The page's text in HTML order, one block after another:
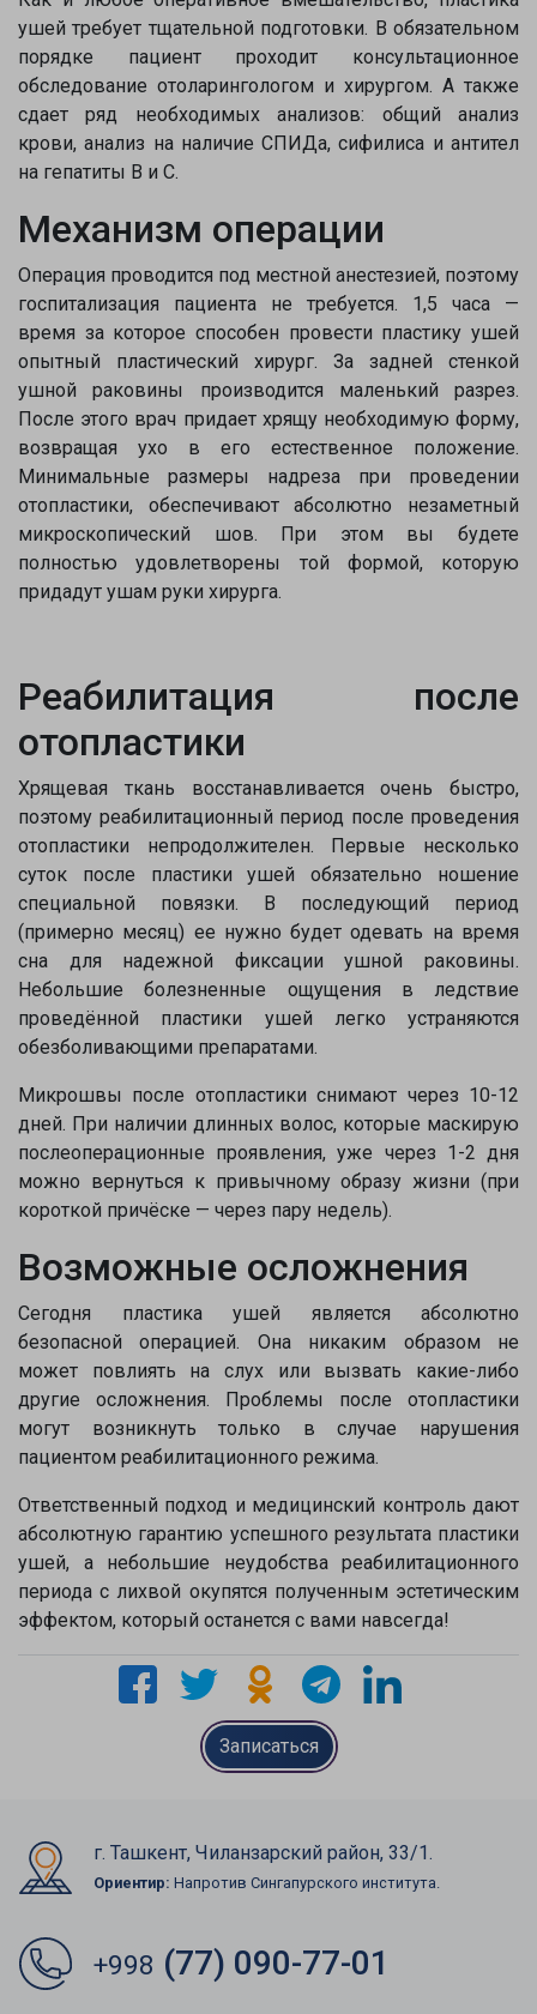
ушей требует тщательной подготовки. В обязательном
порядке пациент проходит консультационное
обследование отоларингологом и хирургом. А также
сдает ряд необходимых анализов: общий анализ
крови, анализ на наличие СПИДа, сифилиса и антител
на гепатиты В и С.
Механизм операции
Операция проводится под местной анестезией, поэтому
госпитализация пациента не требуется. 1,5 часа —
время за которое способен провести пластику ушей
опытный пластический хирург. За задней стенкой
ушной раковины производится маленький разрез.
После этого врач придает хрящу необходимую форму,
возвращая ухо в его естественное положение.
Минимальные размеры надреза при проведении
отопластики, обеспечивают абсолютно незаметный
микроскопический шов. При этом вы будете
полностью удовлетворены той формой, которую
придадут ушам руки хирурга.
Реабилитация после
отопластики
Хрящевая ткань восстанавливается очень быстро,
поэтому реабилитационный период после проведения
отопластики непродолжителен. Первые несколько
суток после пластики ушей обязательно ношение
специальной повязки. В последующий период
(примерно месяц) ее нужно будет одевать на время
сна для надежной фиксации ушной раковины.
Небольшие болезненные ощущения в ледствие
проведённой пластики ушей легко устраняются
обезболивающими препаратами.
Микрошвы после отопластики снимают через 10-12
дней. При наличии длинных волос, которые маскирую
послеоперационные проявления, уже через 1-2 дня
можно вернуться к привычному образу жизни (при
короткой причёске — через пару недель).
Возможные осложнения
Сегодня пластика ушей является абсолютно
безопасной операцией. Она никаким образом не
может повлиять на слух или вызвать какие-либо
другие осложнения. Проблемы после отопластики
могут возникнуть только в случае нарушения
пациентом реабилитационного режима.
Ответственный подход и медицинский контроль дают
абсолютную гарантию успешного результата пластики
ушей, а небольшие неудобства реабилитационного
периода с лихвой окупятся полученным эстетическим
эффектом, который останется с вами навсегда!
Записаться
г. Ташкент, Чиланзарский район, 33/1.
Ориентир: Напротив Сингапурского института.
+998 (77) 090-77-01
Напишите в наш общий чат
Специалистов
Наши врачи с радостью проконсультируют Вас!
Написать специалисту нет, спасибо